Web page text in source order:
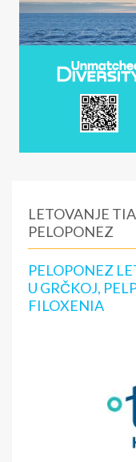
LETOVANJE
PELOPONEZ
PELOPONEZ
U GRČKOJ,
FILOXENIA